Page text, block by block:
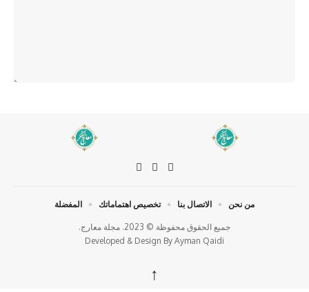
جميع الحقوق محفوظة © 2023. مجلة معارج.
Developed & Design By Ayman Qaidi
من نحن الاتصال بنا تخصيص اهتماماتك المفضلة
↑